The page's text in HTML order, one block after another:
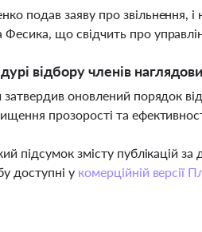
подав заяву про звільнення,
що свідчить про
відбору членів
затвердив оновлений порядок
прозорості та
підсумок змісту публікацій
доступні у комерційній версії